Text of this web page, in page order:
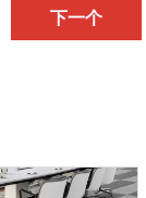
下一个